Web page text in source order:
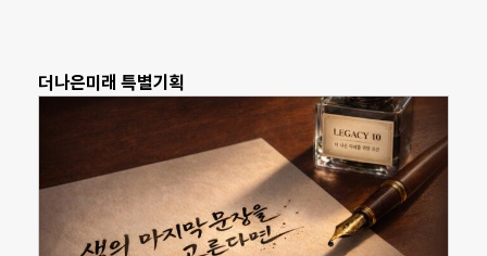
더나은미래 특별기획